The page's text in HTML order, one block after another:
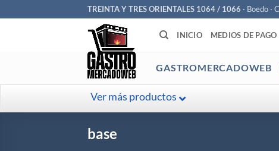
al
TREINTA Y TRES ORIENTALES 1064 / 1066 · Boedo ·
INICIO MEDIOS DE PAGO
GASTROMERCADOWEB
Ver más productos
base